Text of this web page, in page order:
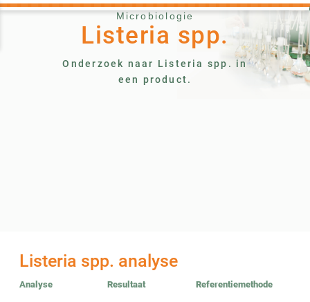
Microbiologie
Listeria spp.
Onderzoek naar Listeria spp. in
een product.
Listeria spp. analyse
Analyse Resultaat Referentiemethode